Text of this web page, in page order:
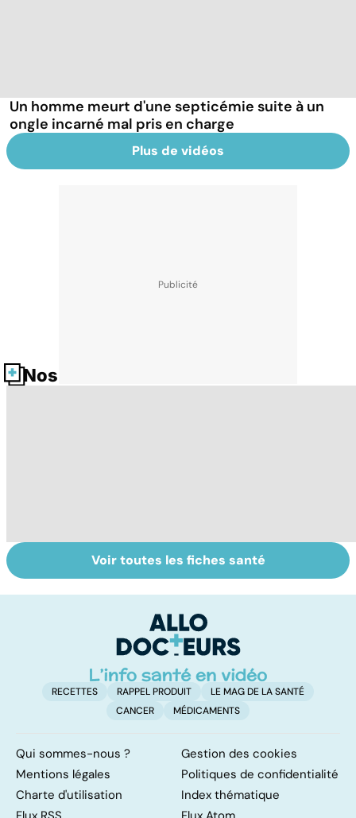
Un homme meurt d'une septicémie suite à un
ongle incarné mal pris en charge
Plus de vidéos
Nos fiches santé
Staphylocoque
doré : une
Qu'est-ce que le
coma ?
Voir toutes les fiches santé
RECETTES RAPPEL PRODUIT
LE MAG DE LA SANTÉ
CANCER
MÉDICAMENTS
Qui sommes-nous ?
Gestion des cookies
Mentions légales
Politiques de confidentialité
Charte d'utilisation
Index thématique